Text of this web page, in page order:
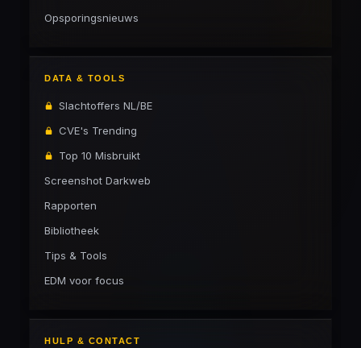
Opsporingsnieuws
DATA & TOOLS
Slachtoffers NL/BE
CVE's Trending
Top 10 Misbruikt
Screenshot Darkweb
Rapporten
Bibliotheek
Tips & Tools
EDM voor focus
HULP & CONTACT